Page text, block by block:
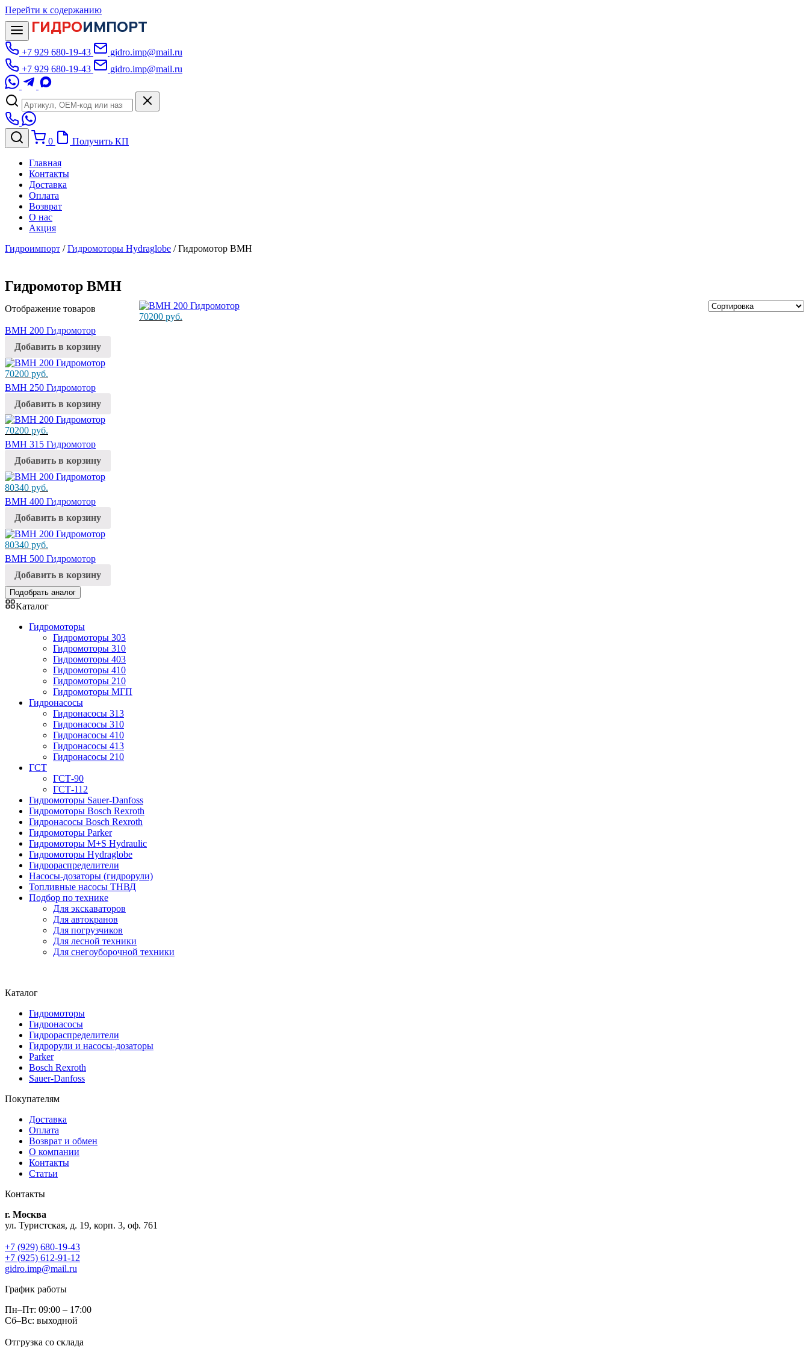
Перейти к содержанию
ГИДРОИМПОРТ
+7 929 680-19-43
gidro.imp@mail.ru
+7 929 680-19-43
gidro.imp@mail.ru
0 Получить КП
Главная
Контакты
Доставка
Оплата
Возврат
О нас
Акция
Гидроимпорт /Гидромоторы Hydraglobe /Гидромотор BMH
Гидромотор BMH
Отображение товаров
70200 руб.
BMH 200 Гидромотор
Добавить в корзину
70200 руб.
BMH 250 Гидромотор
Добавить в корзину
70200 руб.
BMH 315 Гидромотор
Добавить в корзину
80340 руб.
BMH 400 Гидромотор
Добавить в корзину
80340 руб.
BMH 500 Гидромотор
Добавить в корзину
Подобрать аналог
Каталог
Гидромоторы
Гидромоторы 303
Гидромоторы 310
Гидромоторы 403
Гидромоторы 410
Гидромоторы 210
Гидромоторы МГП
Гидронасосы
Гидронасосы 313
Гидронасосы 310
Гидронасосы 410
Гидронасосы 413
Гидронасосы 210
ГСТ
ГСТ-90
ГСТ-112
Гидромоторы Sauer-Danfoss
Гидромоторы Bosch Rexroth
Гидронасосы Bosch Rexroth
Гидромоторы Parker
Гидромоторы M+S Hydraulic
Гидромоторы Hydraglobe
Гидрораспределители
Насосы-дозаторы (гидрорули)
Топливные насосы ТНВД
Подбор по технике
Для экскаваторов
Для автокранов
Для погрузчиков
Для лесной техники
Для снегоуборочной техники
Каталог
Гидромоторы
Гидронасосы
Гидрораспределители
Гидрорули и насосы-дозаторы
Parker
Bosch Rexroth
Sauer-Danfoss
Покупателям
Доставка
Оплата
Возврат и обмен
О компании
Контакты
Статьи
Контакты
г. Москва
ул. Туристская, д. 19, корп. 3, оф. 761
+7 (929) 680-19-43
+7 (925) 612-91-12
gidro.imp@mail.ru
График работы
Пн–Пт: 09:00 – 17:00
Сб–Вс: выходной
Отгрузка со склада